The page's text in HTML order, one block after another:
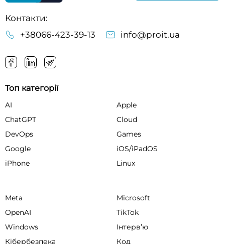
Контакти:
+38066-423-39-13
info@proit.ua
Топ категорії
AI
Apple
ChatGPT
Cloud
DevOps
Games
Google
iOS/iPadOS
iPhone
Linux
Meta
Microsoft
OpenAI
TikTok
Windows
Інтервʼю
Кібербезпека
Код